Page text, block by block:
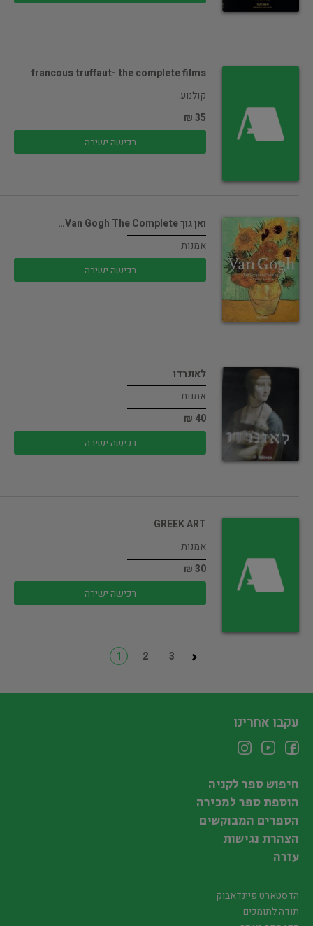
francous truffaut- the complete films
קולנוע
35 ₪
רכישה ישירה
ואן גוך Van Gogh The Complete…
אמנות
רכישה ישירה
לאונרדו
אמנות
40 ₪
רכישה ישירה
GREEK ART
אמנות
30 ₪
רכישה ישירה
1 2 3
עקבו אחרינו
חיפוש ספר לקניה
הוספת ספר למכירה
הספרים המבוקשים
הצהרת נגישות
עזרה
הדסטארט פיינדאבוק
תודה לתומכים